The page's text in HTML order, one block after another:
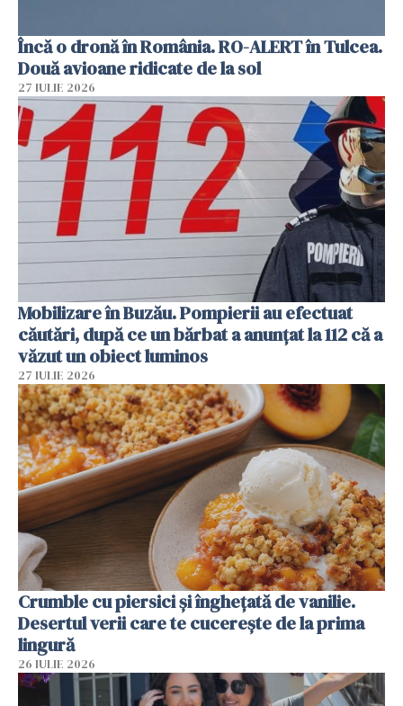
Încă o dronă în România. RO-ALERT în Tulcea.
Două avioane ridicate de la sol
27 IULIE 2026
Mobilizare în Buzău. Pompierii au efectuat
căutări, după ce un bărbat a anunțat la 112 că a
văzut un obiect luminos
27 IULIE 2026
Crumble cu piersici și înghețată de vanilie.
Desertul verii care te cucerește de la prima
lingură
26 IULIE 2026